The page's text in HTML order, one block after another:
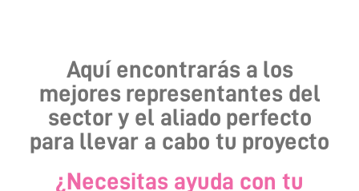
Aquí encontrarás a los
mejores representantes del
sector y el aliado perfecto
para llevar a cabo tu proyecto
¿Necesitas ayuda con tu